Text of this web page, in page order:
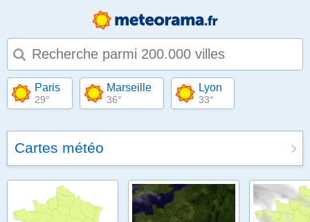
Type 1 or more characters for results.
Paris
29°
Marseille
36°
Lyon
33°
Cartes météo